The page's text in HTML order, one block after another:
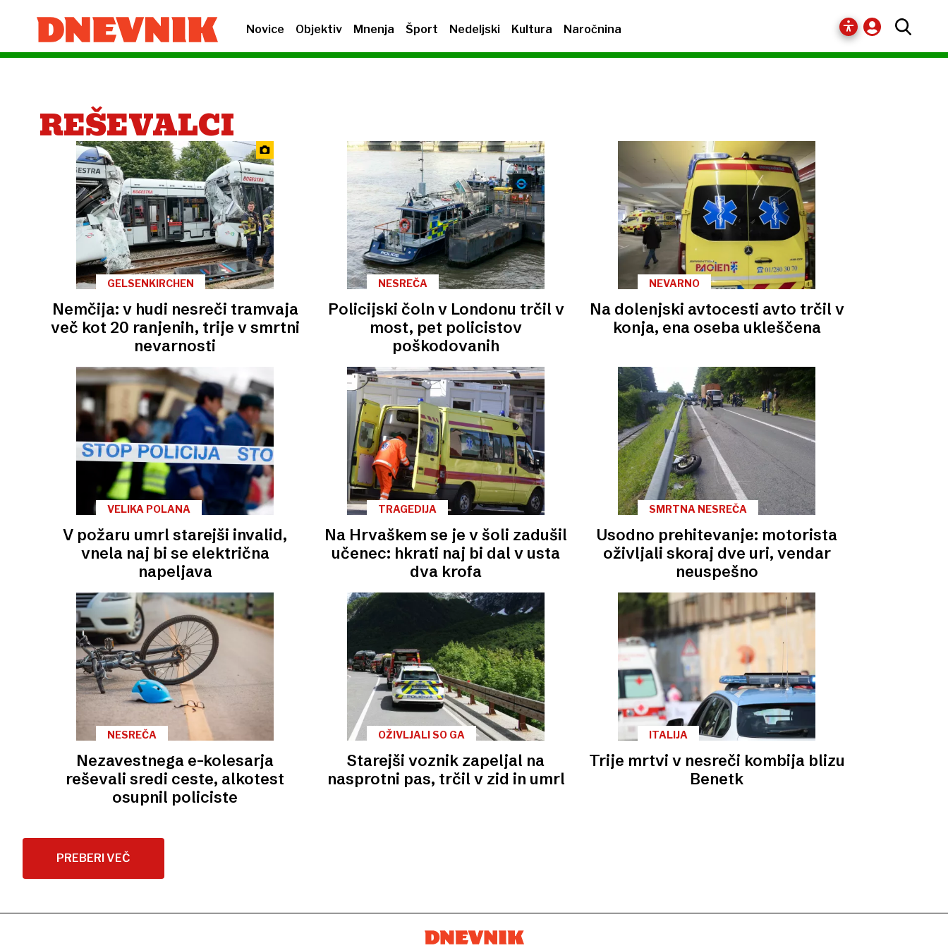
Novice Objektiv Mnenja Šport Nedeljski Kultura Naročnina
REŠEVALCI
GELSENKIRCHEN
Nemčija: v hudi nesreči tramvaja
več kot 20 ranjenih, trije v smrtni
nevarnosti
NESREČA
Policijski čoln v Londonu trčil v
most, pet policistov
poškodovanih
NEVARNO
Na dolenjski avtocesti avto trčil v
konja, ena oseba ukleščena
VELIKA POLANA
V požaru umrl starejši invalid,
vnela naj bi se električna
napeljava
TRAGEDIJA
Na Hrvaškem se je v šoli zadušil
učenec: hkrati naj bi dal v usta
dva krofa
SMRTNA NESREČA
Usodno prehitevanje: motorista
oživljali skoraj dve uri, vendar
neuspešno
NESREČA
Nezavestnega e-kolesarja
reševali sredi ceste, alkotest
osupnil policiste
OŽIVLJALI SO GA
Starejši voznik zapeljal na
nasprotni pas, trčil v zid in umrl
ITALIJA
Trije mrtvi v nesreči kombija blizu
Benetk
PREBERI VEČ